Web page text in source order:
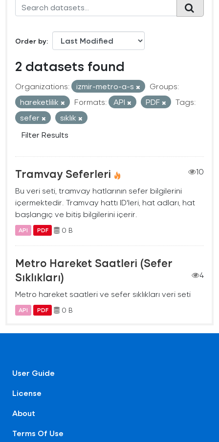
Order by
2 datasets found
Organizations: izmir-metro-a-s
Groups:
hareketlilik
Formats: API PDF
Tags:
sefer
sıklık
Filter Results
Tramvay Seferleri
10
Bu veri seti, tramvay hatlarının sefer bilgilerini
içermektedir. Tramvay hattı ID'leri, hat adları, hat
başlangıç ve bitiş bilgilerini içerir.
API PDF 0 B
Metro Hareket Saatleri (Sefer
Sıklıkları)
4
Metro hareket saatleri ve sefer sıklıkları veri seti
API PDF 0 B
User Guide
License
About
Terms Of Use